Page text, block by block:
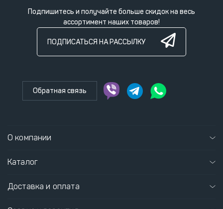
Подпишитесь и получайте больше скидок на весь
ассортимент наших товаров!
ПОДПИСАТЬСЯ НА РАССЫЛКУ
Обратная связь
О компании
Каталог
Доставка и оплата